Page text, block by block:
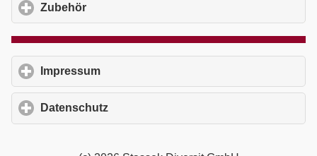
Zubehör
Impressum
Datenschutz